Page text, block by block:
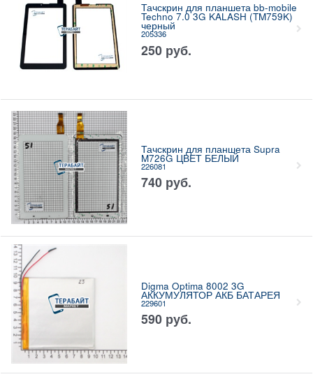
Тачскрин для планшета bb-mobile
Techno 7.0 3G KALASH (TM759K)
черный
205336
250 руб.
Тачскрин для планшета Supra
M726G ЦВЕТ БЕЛЫЙ
226081
740 руб.
Digma Optima 8002 3G
АККУМУЛЯТОР АКБ БАТАРЕЯ
229601
590 руб.